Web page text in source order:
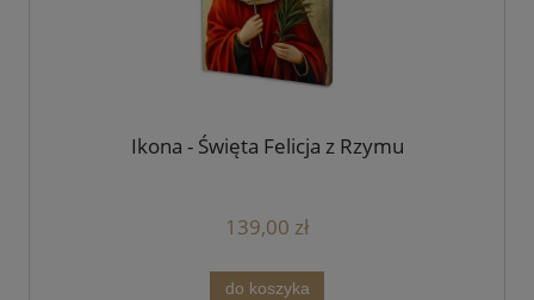
Ikona - Święta Felicja z Rzymu
139,00 zł
do koszyka